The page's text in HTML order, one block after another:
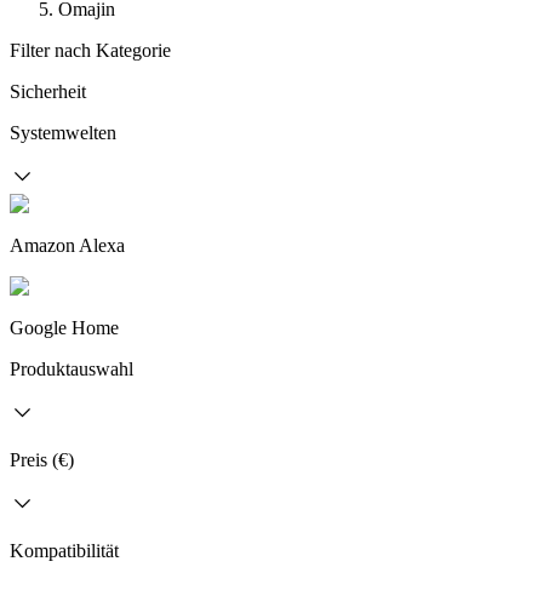
Omajin
Filter nach Kategorie
Sicherheit
Systemwelten
Amazon Alexa
Google Home
Produktauswahl
Preis (€)
Kompatibilität